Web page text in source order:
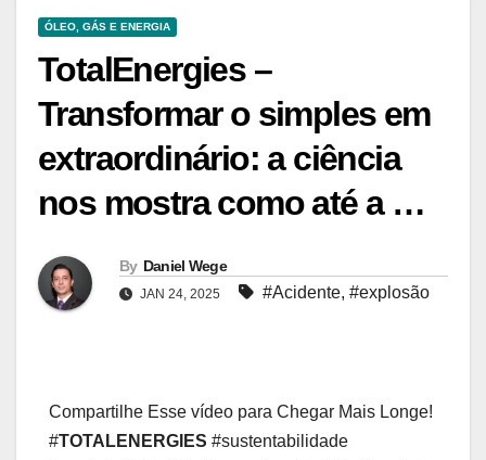
ÓLEO, GÁS E ENERGIA
TotalEnergies –
Transformar o simples em
extraordinário: a ciência
nos mostra como até a …
By Daniel Wege
JAN 24, 2025 #Acidente, #explosão
Compartilhe Esse vídeo para Chegar Mais Longe!
#TOTALENERGIES #sustentabilidade